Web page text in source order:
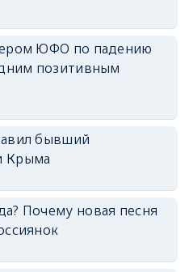
ЮФО по падению
позитивным
бывший
Крыма
Почему новая песня